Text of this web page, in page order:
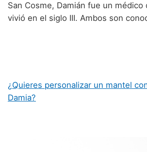
San Cosme, Damián fue un médico
vivió en el siglo III. Ambos son
¿Quieres personalizar un mantel
Damia?